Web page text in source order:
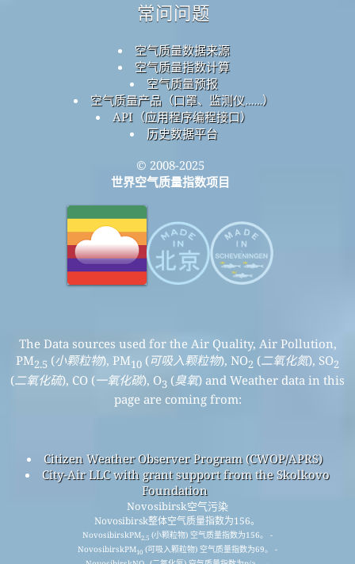
常问问题
空气质量数据来源
空气质量指数计算
空气质量预报
空气质量产品（口罩、监测仪……）
API（应用程序编程接口）
历史数据平台
© 2008-2025
世界空气质量指数项目
The Data sources used for the Air Quality, Air Pollution,
PM2.5 (小颗粒物), PM10 (可吸入颗粒物), NO2 (二氧化氮), SO2
(二氧化硫), CO (一氧化碳), O3 (臭氧) and Weather data in this
page are coming from:
Citizen Weather Observer Program (CWOP/APRS)
City-Air LLC with grant support from the Skolkovo
Foundation
Novosibirsk空气污染
Novosibirsk整体空气质量指数为156。
NovosibirskPM2.5(小颗粒物) 空气质量指数为156。 -
NovosibirskPM10(可吸入颗粒物) 空气质量指数为69。 -